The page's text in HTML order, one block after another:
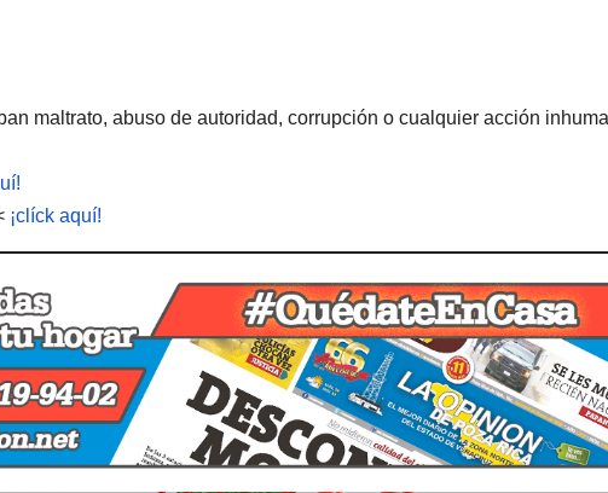
maltrato, abuso de autoridad, corrupción o cualquier acción
¡clíck aquí!